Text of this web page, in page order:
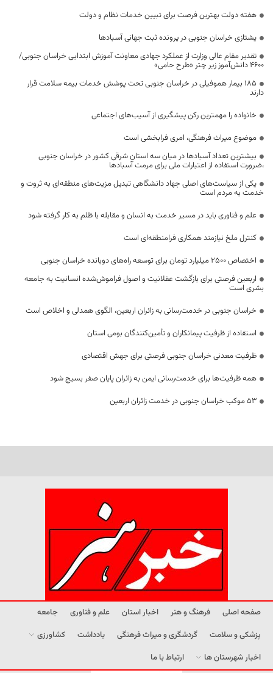
هفته دولت بهترین فرصت برای تبیین خدمات نظام و دولت
یشتازی خراسان جنوبی در پرونده ثبت جهانی آسبادها
تقدیر مقام عالی وزارت از عملکرد جهادی معاونت آموزش ابتدایی خراسان جنوبی/
۴۶۰۰ دانش‌آموز زیر چتر «طرح حامی»
۱۸۵ بیمار هموفیلی در خراسان جنوبی تحت پوشش خدمات بیمه سلامت قرار
دارند
خانواده را مهمترین رکن پیشگیری از آسیب‌های اجتماعی
موضوع میراث فرهنگی، امری فرابخشی است
بیشترین تعداد آسبادها در میان سه استان شرقی کشور در خراسان جنوبی
،ضرورت استفاده از اعتبارات ملی برای مرمت آسبادها
یکی از سیاست‌های اصلی جهاد دانشگاهی تبدیل مزیت‌های منطقه‌ای به ثروت و
خدمت به مردم است
علم و فناوری باید در مسیر خدمت به انسان و مقابله با ظلم به کار گرفته شود
کنترل ملخ نیازمند همکاری فرامنطقه‌ای است
اختصاص 2500 میلیارد تومان برای توسعه راه‌های دوبانده خراسان جنوبی
اربعین فرصتی برای بازگشت عقلانیت و اصول فراموش‌شده انسانیت به جامعه
بشری است
خراسان جنوبی در خدمت‌رسانی به زائران اربعین، الگوی همدلی و اخلاص است
استفاده از ظرفیت پیمانکاران و تأمین‌کنندگان بومی استان
ظرفیت معدنی خراسان جنوبی فرصتی برای جهش اقتصادی
همه ظرفیت‌ها برای خدمت‌رسانی ایمن به زائران پایان صفر بسیج شود
53 موکب خراسان جنوبی در خدمت زائران اربعین
صفحه اصلی فرهنگ و هنر اخبار استان علم و فناوری
جامعه
پزشکی و سلامت
گردشگری و میراث فرهنگی یادداشت
کشاورزی
اخبار شهرستان ها
ارتباط با ما